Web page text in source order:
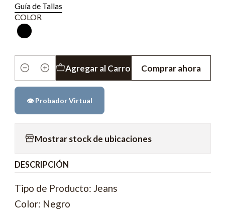
Guía de Tallas
COLOR
Cantidad
Agregar al Carro Comprar ahora
👁️ Probador Virtual
Mostrar stock de ubicaciones
DESCRIPCIÓN
Tipo de Producto: Jeans
Color: Negro